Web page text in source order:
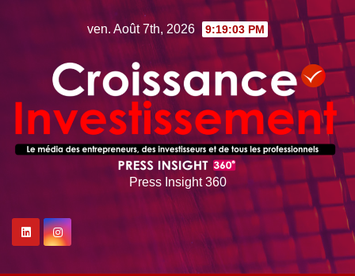
ven. Août 7th, 2026 9:19:04 PM
Press Insight 360